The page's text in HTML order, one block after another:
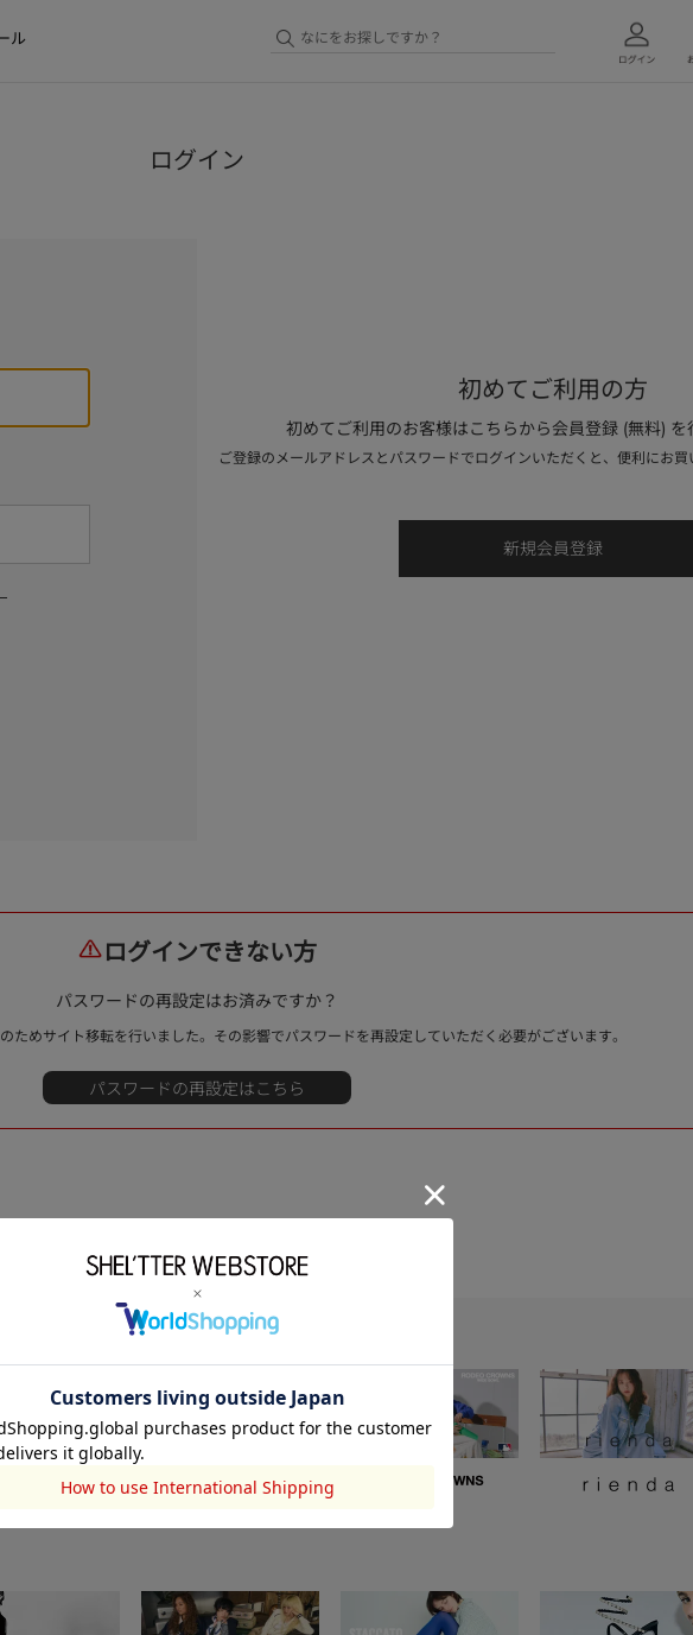
ル
ログイン
初めてご利用の方
初めてご利用のお客様はこちらから会員登録 (無料) を
ご登録のメールアドレスとパスワードでログインいただくと、便利にお買
ログインできない方
パスワードの再設定はお済みですか？
ためサイト移転を行いました。その影響でパスワードを再設定していただく必要がございます。